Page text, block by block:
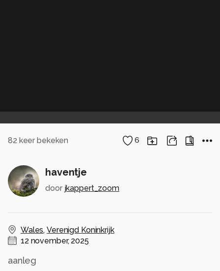
82 keer bekeken 6
haventje
door jkappert_zoom
Wales,Verenigd Koninkrijk
12 november, 2025
aanleg